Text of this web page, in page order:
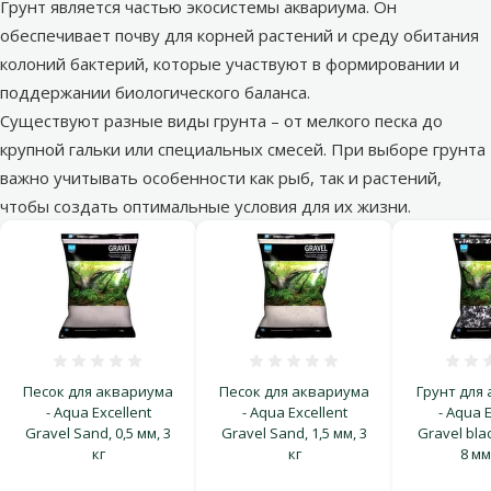
Грунт является частью экосистемы аквариума. Он
обеспечивает почву для корней растений и среду обитания
колоний бактерий, которые участвуют в формировании и
поддержании биологического баланса.
Существуют разные виды грунта – от мелкого песка до
крупной гальки или специальных смесей. При выборе грунта
важно учитывать особенности как рыб, так и растений,
чтобы создать оптимальные условия для их жизни.
Песок для аквариума
- Aqua Excellent
Gravel Sand, 0,5 мм, 3
кг
Песок для аквариума
- Aqua Excellent
Gravel Sand, 1,5 мм, 3
кг
Грунт
- Aqua
Gravel
8